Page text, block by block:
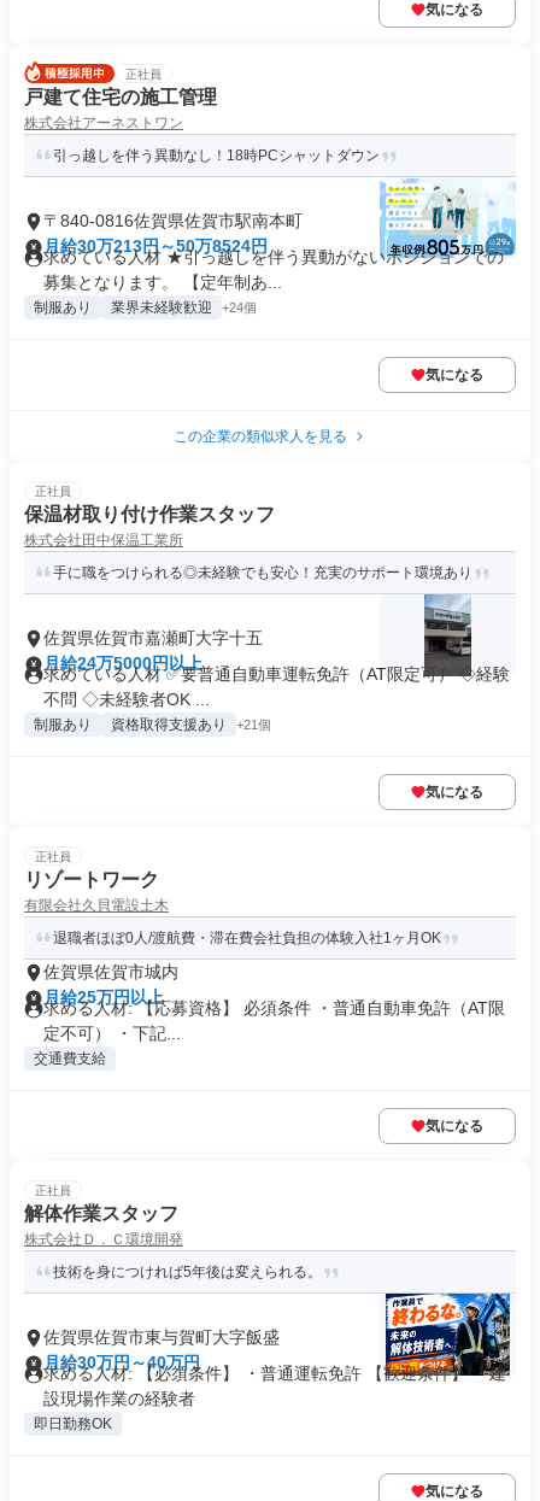
気になる
正社員
戸建て住宅の施工管理
株式会社アーネストワン
引っ越しを伴う異動なし！18時PCシャットダウン
〒840-0816佐賀県佐賀市駅南本町
月給30万213円～50万8524円
求めている人材 ★引っ越しを伴う異動がないポジションでの
募集となります。 【定年制あ...
制服あり 業界未経験歓迎 +24個
気になる
この企業の類似求人を見る
正社員
保温材取り付け作業スタッフ
株式会社田中保温工業所
手に職をつけられる◎未経験でも安心！充実のサポート環境あり
佐賀県佐賀市嘉瀬町大字十五
月給24万5000円以上
求めている人材 ✅要普通自動車運転免許（AT限定可） ◇経験
不問 ◇未経験者OK ...
制服あり 資格取得支援あり +21個
気になる
正社員
リゾートワーク
有限会社久貝電設土木
退職者ほぼ0人/渡航費・滞在費会社負担の体験入社1ヶ月OK
佐賀県佐賀市城内
月給25万円以上
求める人材: 【応募資格】 必須条件 ・普通自動車免許（AT限
定不可） ・下記...
交通費支給
気になる
正社員
解体作業スタッフ
株式会社Ｄ．Ｃ環境開発
技術を身につければ5年後は変えられる。
佐賀県佐賀市東与賀町大字飯盛
月給30万円～40万円
求める人材: 【必須条件】 ・普通運転免許 【歓迎条件】 ・建
設現場作業の経験者
即日勤務OK
気になる